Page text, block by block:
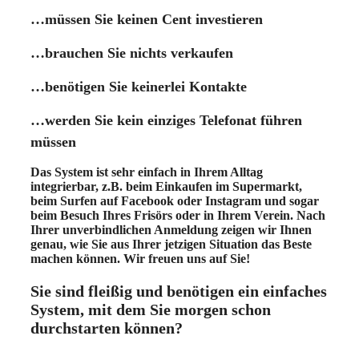
…müssen Sie keinen Cent investieren
…brauchen Sie nichts verkaufen
…benötigen Sie keinerlei Kontakte
…werden Sie kein einziges Telefonat führen
müssen
Das System ist sehr einfach in Ihrem Alltag
integrierbar, z.B. beim Einkaufen im Supermarkt,
beim Surfen auf Facebook oder Instagram und sogar
beim Besuch Ihres Frisörs oder in Ihrem Verein. Nach
Ihrer unverbindlichen Anmeldung zeigen wir Ihnen
genau, wie Sie aus Ihrer jetzigen Situation das Beste
machen können. Wir freuen uns auf Sie!
Sie sind fleißig und benötigen ein einfaches
System, mit dem Sie morgen schon
durchstarten können?